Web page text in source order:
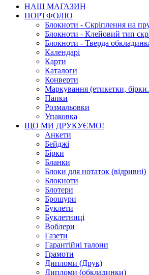
НАШ МАГАЗИН
ПОРТФОЛІО
Блокноти - Скріплення на
Блокноти - Клейовий тип
Блокноти - Тверда
Календарі
Карти
Каталоги
Конверти
Маркування (етикетки,
Папки
Розмальовки
Упаковка
ЩО МИ ДРУКУЄМО!
Анкети
Бейджі
Бірки
Бланки
Блоки для нотаток (відривні)
Блокноти
Блотери
Брошури
Буклети
Буклетниці
Воблери
Газети
Гарантійні талони
Грамоти
Дипломи (Друк)
Дипломи (обкладинки)